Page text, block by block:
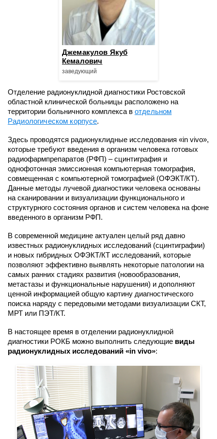
Джемакулов Якуб
Кемалович
заведующий
Отделение радионуклидной диагностики Ростовской
областной клинической больницы расположено на
территории больничного комплекса в отдельном
Радиологическом корпусе.
Здесь проводятся радионуклидные исследования «in vivo»,
которые требуют введения в организм человека готовых
радиофармпрепаратов (РФП) – сцинтиграфия и
однофотонная эмиссионная компьютерная томография,
совмещенная с компьютерной томографией (ОФЭКТ/КТ).
Данные методы лучевой диагностики человека основаны
на сканировании и визуализации функционального и
структурного состояния органов и систем человека на фоне
введенного в организм РФП.
В современной медицине актуален целый ряд давно
известных радионуклидных исследований (сцинтиграфии)
и новых гибридных ОФЭКТ/КТ исследований, которые
позволяют эффективно выявлять некоторые патологии на
самых ранних стадиях развития (новообразования,
метастазы и функциональные нарушения) и дополняют
ценной информацией общую картину диагностического
поиска наряду с передовыми методами визуализации СКТ,
МРТ или ПЭТ/КТ.
В настоящее время в отделении радионуклидной
диагностики РОКБ можно выполнить следующие виды
радионуклидных исследований «in vivo»: